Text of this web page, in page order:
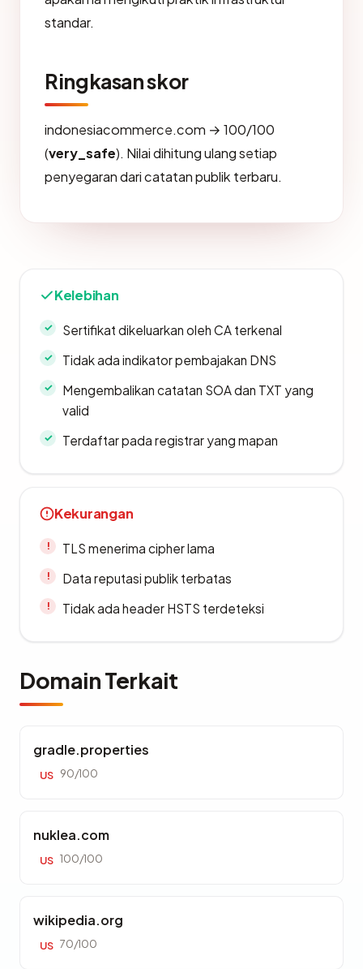
standar.
Ringkasan skor
indonesiacommerce.com → 100/100
(very_safe). Nilai dihitung ulang setiap
penyegaran dari catatan publik terbaru.
Kelebihan
Sertifikat dikeluarkan oleh CA terkenal
Tidak ada indikator pembajakan DNS
Mengembalikan catatan SOA dan TXT yang
valid
Terdaftar pada registrar yang mapan
Kekurangan
TLS menerima cipher lama
Data reputasi publik terbatas
Tidak ada header HSTS terdeteksi
Domain Terkait
gradle.properties
US 90/100
nuklea.com
US 100/100
wikipedia.org
US 70/100